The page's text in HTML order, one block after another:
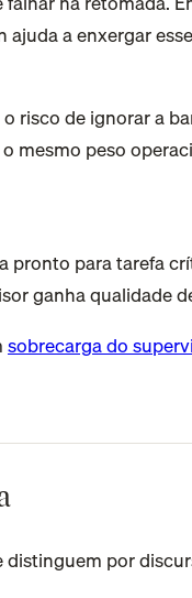
ajuda a enxergar
risco de ignorar a
mesmo peso
pronto para tarefa
ganha qualidade
sobrecarga do
por